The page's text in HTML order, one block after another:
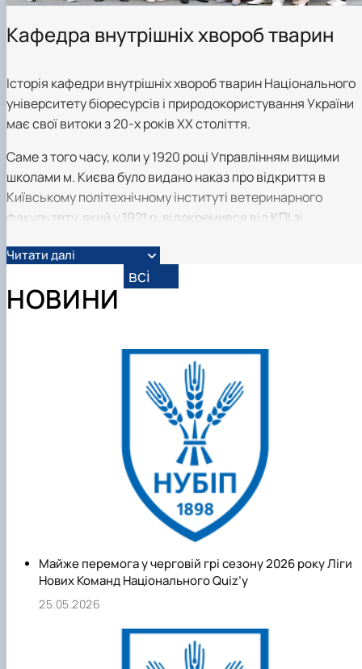
Кафедра внутрішніх хвороб тварин
Історія кафедри внутрішніх хвороб тварин Національного
університету біоресурсів і природокористування України
має свої витоки з 20-х років ХХ століття.
Саме з того часу, коли у 1920 році Управлінням вищими
школами м. Києва було видано наказ про відкриття в
Київському політехнічному інституті ветеринарного
факультету, який у 1921 р. відокремився від КПІ зі
ветеринарно-зоотехнічного інституту (КВЗІ).
Із самого початку підготовки ветеринарних лікарів у КВЗІ
навчальним планом ветеринарного факультету
діагностика з терапевтичною пропедевтикою та
спеціальна патологія і терапія внутрішніх хвороб із
загальною терапією стали базою для створення потужної
клінічної кафедри, якою сьогодні в Національному
університеті біоресурсів і природокористування України є
кафедра терапії і клінічної діагностики.
Сучасна кафедра терапії і клінічної діагностики НУБіП
України історично утворилась із двох кафедр – клінічної
діагностики (створена у 1922 р.) та патології і терапії
незаразних хвороб с.-г. тварин (створена у 1923 р.), які
кількаразово об’єднувались, або ж існували як самостійні
структурні підрозділи.
З діяльністю кафедри терапії і клінічної діагностики в різні
Загалом, за 100 років співробітниками кафедри захищено
10 докторських та 59 кандидатських дисертацій,
Читати далі
НОВИНИ
всі
Майже перемога у черговій грі сезону 2026 року Ліги
Нових Команд Національного Quiz’у
25.05.2026